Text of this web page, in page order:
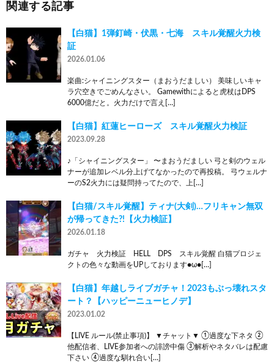
関連する記事
【白猫】1弾釘崎・伏黒・七海 スキル覚醒火力検
証
2026.01.06
楽曲:シャイニングスター（まおうだましい） 美味しいキャ
ラ穴空きでごめんなさい。 Gamewithによると虎杖はDPS
6000億だと。火力だけで言え[…]
【白猫】紅蓮ヒーローズ スキル覚醒火力検証
2023.09.28
♪「シャイニングスター」 〜まおうだましい 弓と剣のウェル
ナーが追加レベル分上げてなかったので再投稿。 弓ウェルナ
ーのS2火力には疑問持ってたので、上[…]
【白猫/スキル覚醒】ティナ(大剣)…フリキャン無双
が帰ってきた?!【火力検証】
2026.01.18
ガチャ 火力検証 HELL DPS スキル覚醒 白猫プロジェ
クトの色々な動画をUPしております●ω●[…]
【白猫】年越しライブガチャ！2023もぶっ壊れスタ
ート？【ハッピーニューヒノデ】
2023.01.02
【LIVE ルール(禁止事項)】 ▼チャット▼ ①過度な下ネタ ②
他配信者、LIVE参加者への誹謗中傷 ③解析やネタバレは配慮
下さい ④過度な馴れ合い[…]